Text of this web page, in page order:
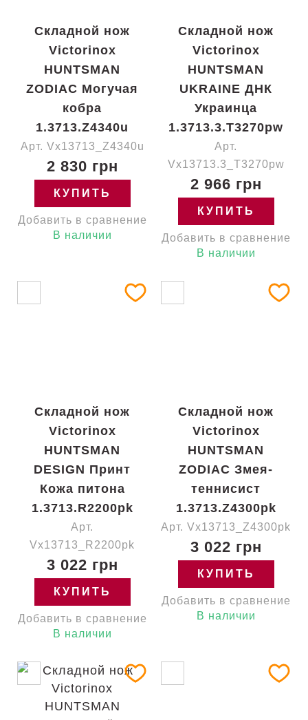
Складной нож
Victorinox
HUNTSMAN
ZODIAC Могучая
кобра
1.3713.Z4340u
Арт. Vx13713_Z4340u
2 830 грн
КУПИТЬ
Добавить в сравнение
В наличии
Складной нож
Victorinox
HUNTSMAN
UKRAINE ДНК
Украинца
1.3713.3.T3270pw
Арт.
Vx13713.3_T3270pw
2 966 грн
КУПИТЬ
Добавить в сравнение
В наличии
Складной нож
Victorinox
HUNTSMAN
DESIGN Принт
Кожа питона
1.3713.R2200pk
Арт.
Vx13713_R2200pk
3 022 грн
КУПИТЬ
Добавить в сравнение
В наличии
Складной нож
Victorinox
HUNTSMAN
ZODIAC Змея-
теннисист
1.3713.Z4300pk
Арт. Vx13713_Z4300pk
3 022 грн
КУПИТЬ
Добавить в сравнение
В наличии